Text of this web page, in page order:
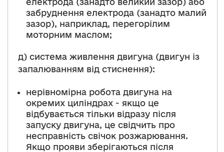
забруднення електрода (занадто малий
зазор), наприклад, перегорілим
моторним маслом;
д) система живлення двигуна (двигун із
запалюванням від стиснення):
нерівномірна робота двигуна на
окремих циліндрах - якщо це
відбувається тільки відразу після
запуску двигуна, це свідчить про
несправність свічок розжарювання.
Якщо прояви зберігаються після